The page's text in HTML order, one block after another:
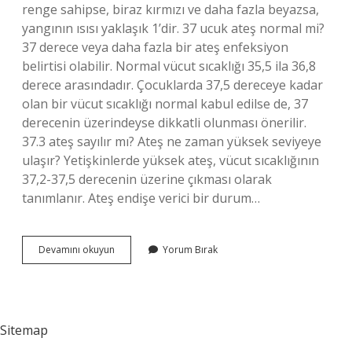
renge sahipse, biraz kırmızı ve daha fazla beyazsa,
yangının ısısı yaklaşık 1’dir. 37 ucuk ateş normal mi?
37 derece veya daha fazla bir ateş enfeksiyon
belirtisi olabilir. Normal vücut sıcaklığı 35,5 ila 36,8
derece arasındadır. Çocuklarda 37,5 dereceye kadar
olan bir vücut sıcaklığı normal kabul edilse de, 37
derecenin üzerindeyse dikkatli olunması önerilir.
37.3 ateş sayılır mı? Ateş ne ​​zaman yüksek seviyeye
ulaşır? Yetişkinlerde yüksek ateş, vücut sıcaklığının
37,2-37,5 derecenin üzerine çıkması olarak
tanımlanır. Ateş endişe verici bir durum…
Devamını okuyun
Kaç
Yorum Bırak
Sitemap